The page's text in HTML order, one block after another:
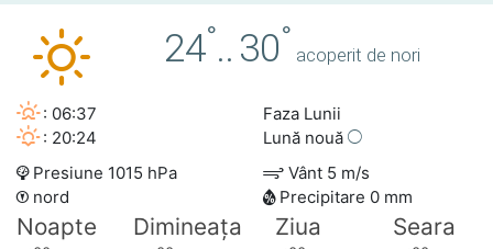
24°.. 30°
acoperit de nori
: 06:37
: 20:24
Faza Lunii
Lună nouă
Presiune 1015 hPa
Vânt 5 m/s
nord
Precipitare 0 mm
Noapte Dimineața Ziua Seara